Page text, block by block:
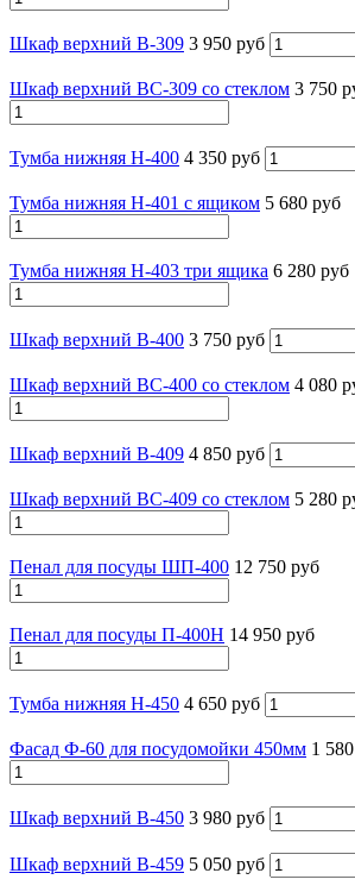
Шкаф верхний В-309 3 950 руб
Шкаф верхний ВС-309 со стеклом 3 750
Тумба нижняя Н-400 4 350 руб
Тумба нижняя Н-401 с ящиком 5 680 руб
Тумба нижняя Н-403 три ящика 6 280 руб
Шкаф верхний В-400 3 750 руб
Шкаф верхний ВС-400 со стеклом 4 080
Шкаф верхний В-409 4 850 руб
Шкаф верхний ВС-409 со стеклом 5 280
Пенал для посуды ШП-400 12 750 руб
Пенал для посуды П-400Н 14 950 руб
Тумба нижняя Н-450 4 650 руб
Фасад Ф-60 для посудомойки 450мм 1
Шкаф верхний В-450 3 980 руб
Шкаф верхний В-459 5 050 руб